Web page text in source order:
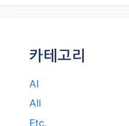
카테고리
AI
All
Etc.